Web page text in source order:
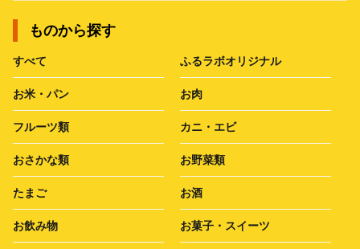
ものから探す
すべて ふるラボオリジナル
お米・パン お肉
フルーツ類 カニ・エビ
おさかな類 お野菜類
たまご お酒
お飲み物 お菓子・スイーツ